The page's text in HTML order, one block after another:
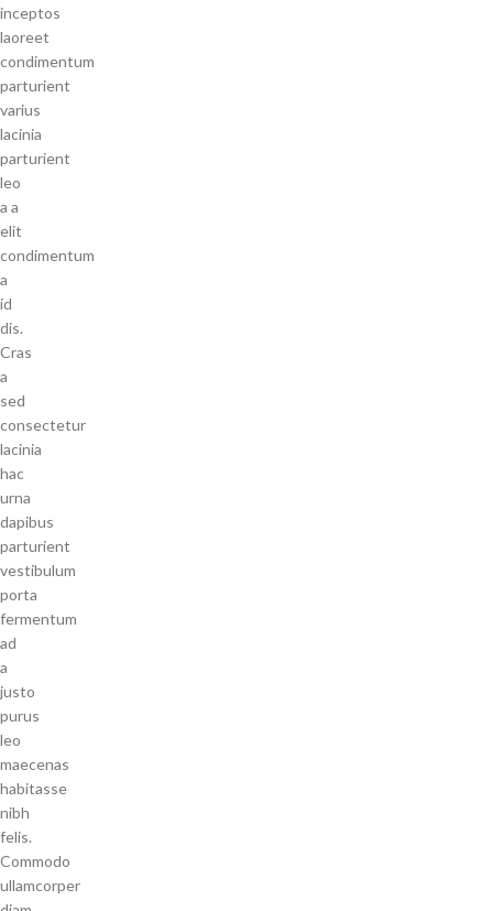
inceptos
laoreet
condimentum
parturient
varius
lacinia
parturient
leo
a a
elit
condimentum
a
id
dis.
Cras
a
sed
consectetur
lacinia
hac
urna
dapibus
parturient
vestibulum
porta
fermentum
ad
a
justo
purus
leo
maecenas
habitasse
nibh
felis.
Commodo
ullamcorper